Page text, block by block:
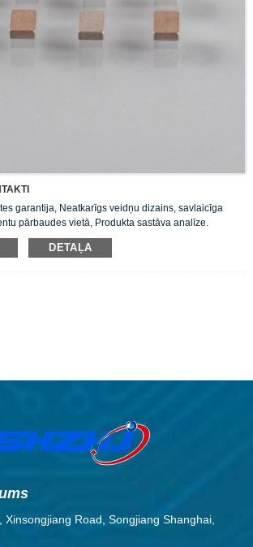
garantija, Neatkarīgs veidņu dizains, savlaicīga
pārbaudes vietā, Produkta sastāva analīze.
DETAĻA
Xinsongjiang Road, Songjiang Shanghai,